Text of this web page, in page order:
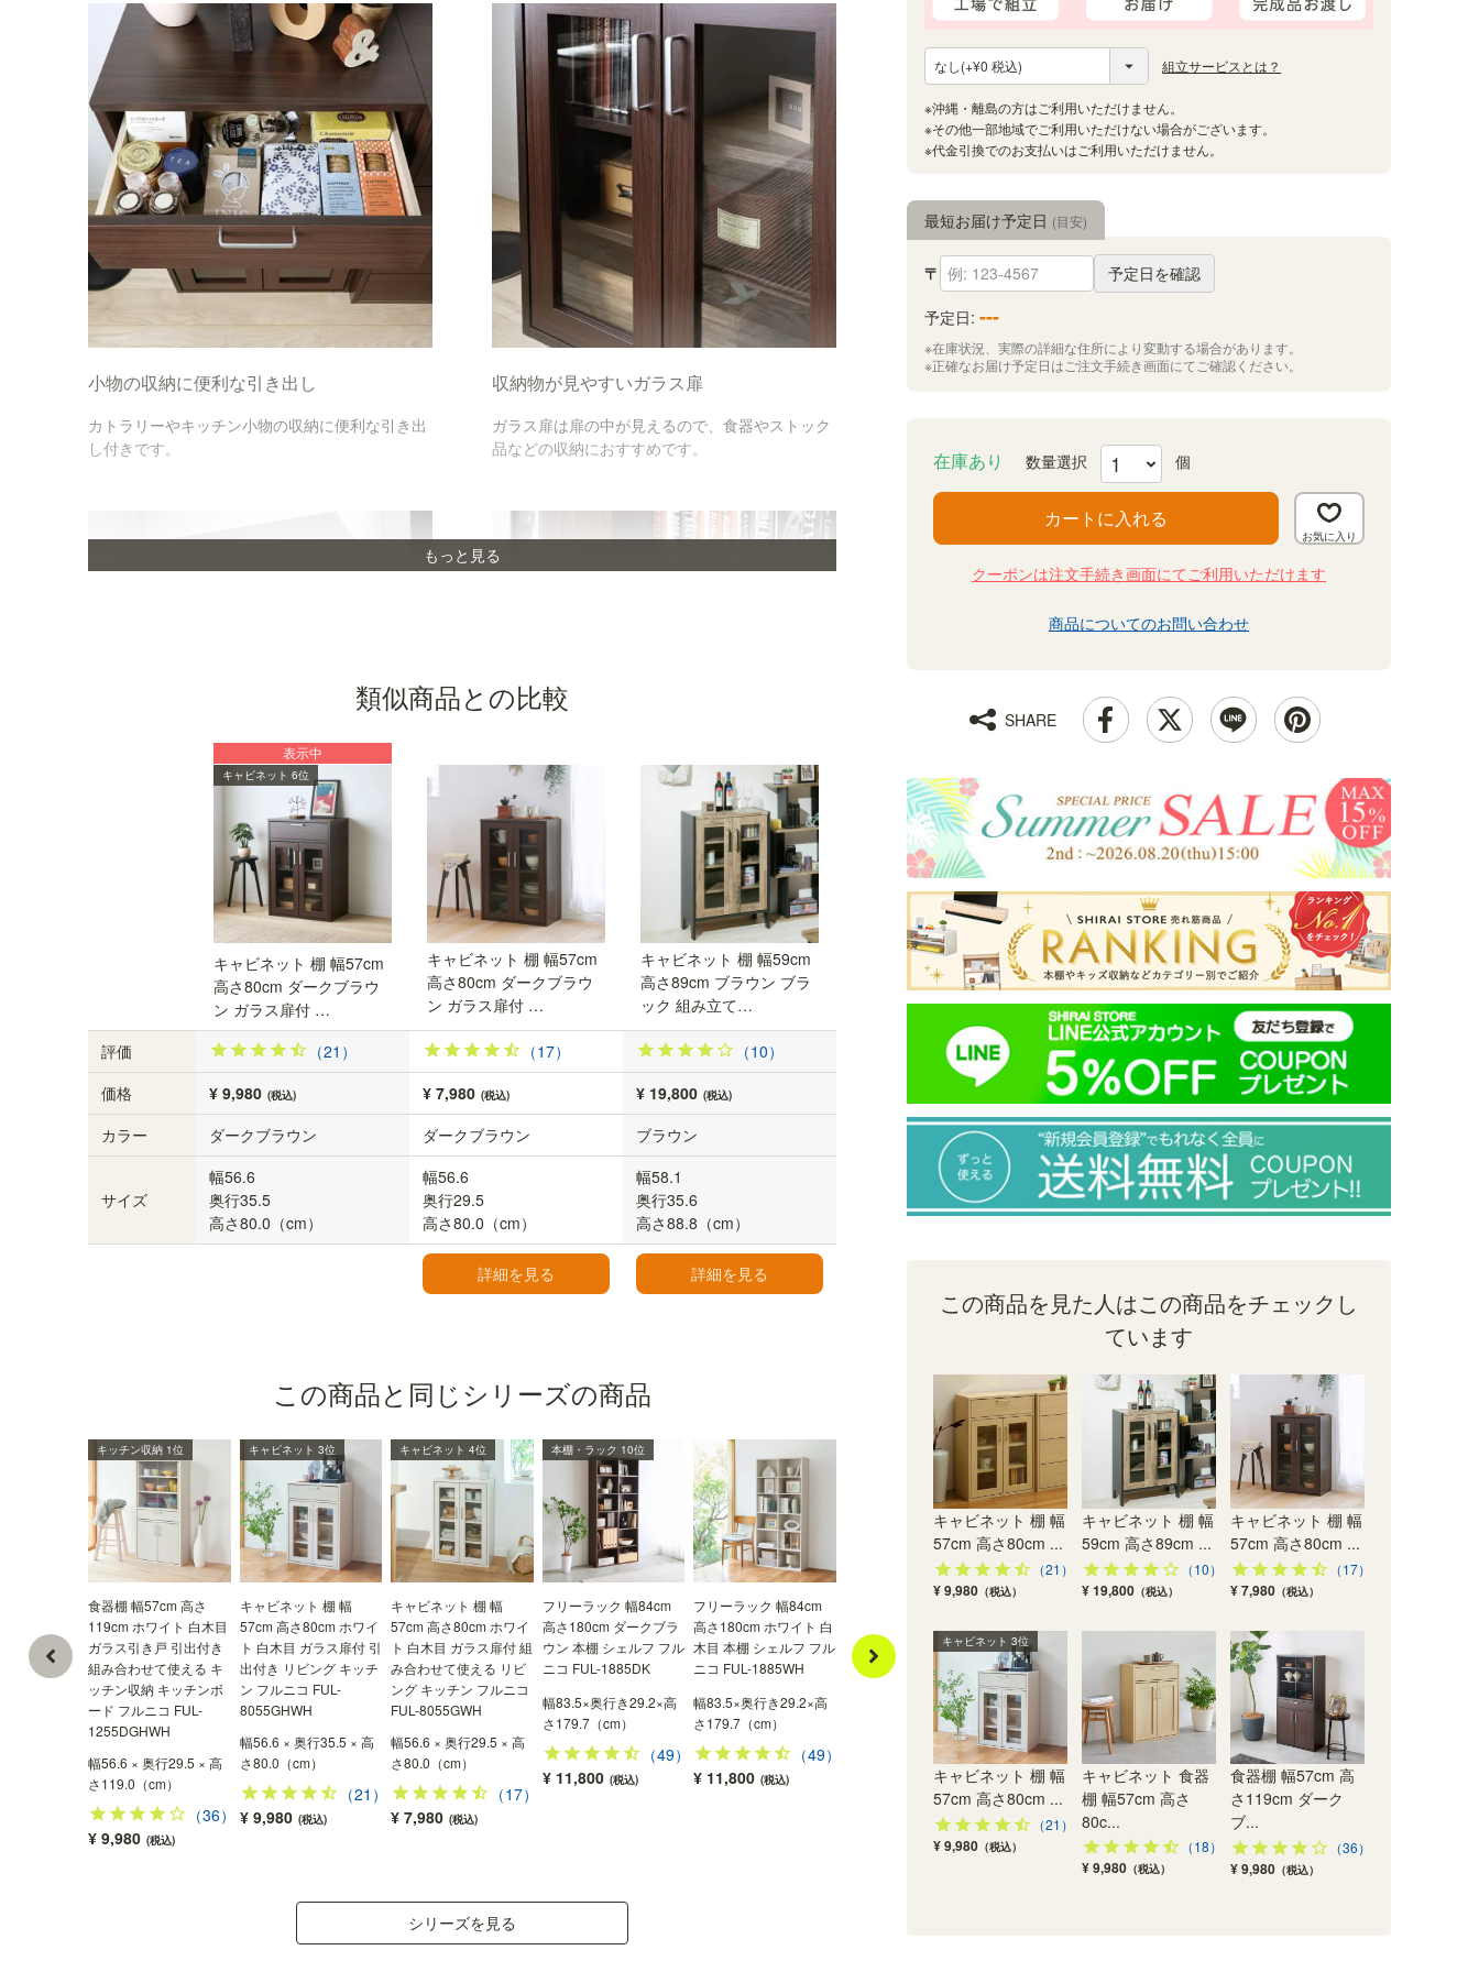
小物の収納に便利な引き出し
カトラリーやキッチン小物の収納に便利な引き出
し付きです。
収納物が見やすいガラス扉
ガラス扉は扉の中が見えるので、食器やストック
品などの収納におすすめです。
つかみやすい、シンプルな取っ手
シンプルでつかみやすい取っ手。シルバーが清潔
でスタイリッシュな印象を与えます。
高さを調節できる移動棚
2枚の棚板は3cm間隔で高さを調節できる移動
棚。収納したい物に合わせて棚の高さを決めるこ
とができます。
フルニコはリビングやキッチン収納も充実。シリ
ーズで揃えて統一感のある収納スペースをつくる
ことができます。
引き出しレールは工場で取り付けしてお届けしま
す！組み立てのひと手間が減り、組立時間も短く
なります。※本体用レールはお客様取り付けです※
画像はイメージです
もっと見る
類似商品との比較
表示中
キャビネット 6位
キャビネット 棚 幅57cm
高さ80cm ダークブラウ
ン ガラス扉付 …
キャビネット 棚 幅57cm
高さ80cm ダークブラウ
ン ガラス扉付 …
キャビネット 棚 幅59cm
高さ89cm ブラウン ブラ
ック 組み立て…
評価 （21） （17）
（10）
価格
¥ 9,980 (税込) ¥ 7,980 (税込) ¥ 19,800 (税込)
カラー ダークブラウン ダークブラウン ブラウン
サイズ
幅56.6
奥行35.5
高さ80.0（cm）
幅56.6
奥行29.5
高さ80.0（cm）
幅58.1
奥行35.6
高さ88.8（cm）
詳細を見る 詳細を見る
この商品と同じシリーズの商品
食器棚 幅57cm 高さ
119cm ホワイト 白木目
ガラス引き戸 引出付き
組み合わせて使える キ
ッチン収納 キッチンボ
ード フルニコ FUL-
1255DGHWH
キッチン収納 1位
幅56.6 × 奥行29.5 × 高
さ119.0（cm）
（36）
¥ 9,980 (税込)
キャビネット 棚 幅
57cm 高さ80cm ホワイ
ト 白木目 ガラス扉付 引
出付き リビング キッチ
ン フルニコ FUL-
8055GHWH
キャビネット 3位
幅56.6 × 奥行35.5 × 高
さ80.0（cm）
（21）
¥ 9,980 (税込)
キャビネット 棚 幅
57cm 高さ80cm ホワイ
ト 白木目 ガラス扉付 組
み合わせて使える リビ
ング キッチン フルニコ
FUL-8055GWH
キャビネット 4位
幅56.6 × 奥行29.5 × 高
さ80.0（cm）
（17）
¥ 7,980 (税込)
フリーラック 幅84cm
高さ180cm ダークブラ
ウン 本棚 シェルフ フル
ニコ FUL-1885DK
本棚・ラック 10位
幅83.5×奥行き29.2×高
さ179.7（cm）
（49）
¥ 11,800 (税込)
フリーラック 幅84cm
高さ180cm ホワイト 白
木目 本棚 シェルフ フル
ニコ FUL-1885WH
幅83.5×奥行き29.2×高
さ179.7（cm）
（49）
¥ 11,800 (税込)
ラウン 本棚 シェルフ フ
ルニコ FUL-9011NA
幅106.3×奥行き29.2×高
（22）
木目 扉付 整理棚 5ドア
キャビネット フルニコ
FUL-18455DWH
キャビネット 7位
幅43.0×奥行き39.3×高
さ179.7 （cm）
（29）
¥ 11,800
(税込)
ウン 本棚 シェルフ フル
ニコ FUL-1860DK
幅58.1×奥行き29.2×高
さ179.7 （cm）
（49）
¥ 8,980 (税込)
キャビネット フルニコ
FUL-18453DWH
キャビネット 8位
幅43.0×奥行き39.3×高
さ179.7 （cm）
¥ 11,800
シリーズを見る
組立サービスとは？
最短お届け予定日 (目安)
〒
予定日を確認
予定日: ---
※在庫状況、実際の詳細な住所により変動する場合があります。
※正確なお届け予定日はご注文手続き画面にてご確認ください。
在庫あり
カートに入れる
クーポンは注文手続き画面にてご利用いただけます
商品についてのお問い合わせ
SHARE
この商品を見た人はこの商品をチェックし
ています
キャビネット 棚 幅
57cm 高さ80cm ...
（21）
¥ 9,980 （税込）
キャビネット 棚 幅
59cm 高さ89cm ...
（10）
¥ 19,800 （税込）
キャビネット 棚 幅
57cm 高さ80cm ...
（17）
¥ 7,980 （税込）
キャビネット 3位
キャビネット 棚 幅
57cm 高さ80cm ...
（21）
¥ 9,980 （税込）
キャビネット 食器
棚 幅57cm 高さ
80c...
（18）
¥ 9,980 （税込）
食器棚 幅57cm 高
さ119cm ダーク
ブ...
（36）
¥ 9,980 （税込）